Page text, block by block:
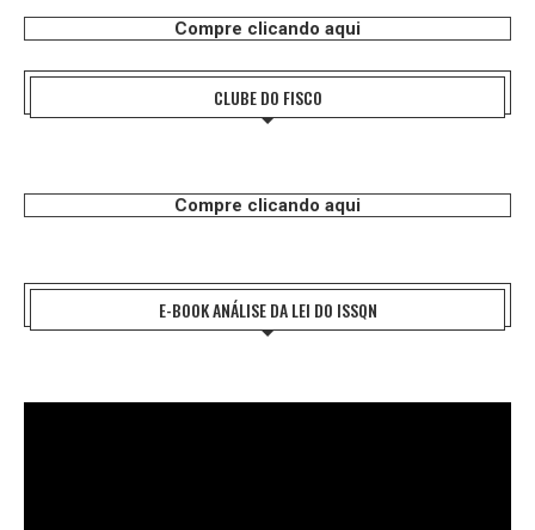
Compre clicando aqui
CLUBE DO FISCO
Compre clicando aqui
E-BOOK ANÁLISE DA LEI DO ISSQN